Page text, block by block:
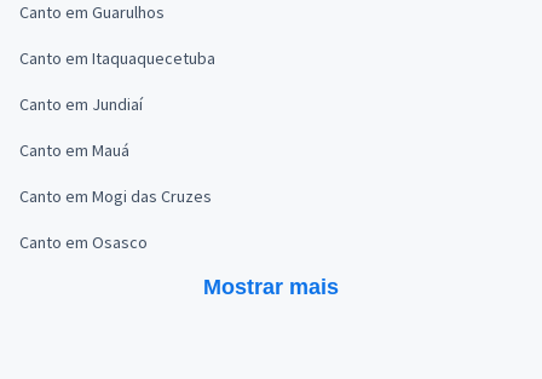
Canto em Guarulhos
Canto em Itaquaquecetuba
Canto em Jundiaí
Canto em Mauá
Canto em Mogi das Cruzes
Canto em Osasco
Mostrar mais